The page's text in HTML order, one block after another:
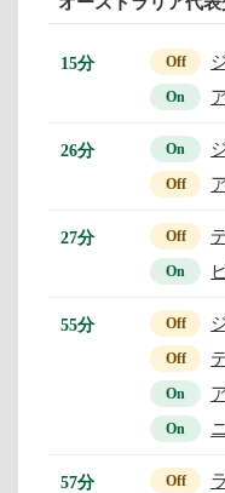
15分 Off
On
26分 On
Off
27分 Off
On
55分 Off
Off
On
On
57分 Off